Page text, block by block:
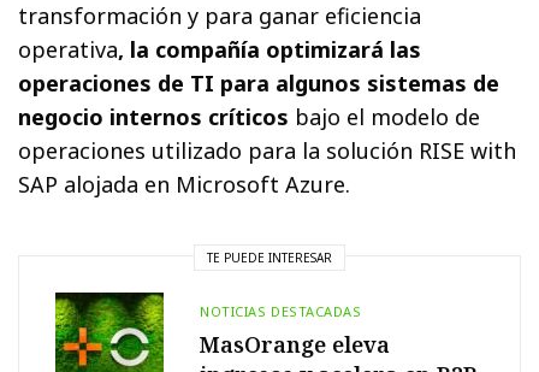
transformación y para ganar eficiencia
operativa, la compañía optimizará las
operaciones de TI para algunos sistemas de
negocio internos críticos bajo el modelo de
operaciones utilizado para la solución RISE with
SAP alojada en Microsoft Azure.
TE PUEDE INTERESAR
NOTICIAS DESTACADAS
MasOrange eleva